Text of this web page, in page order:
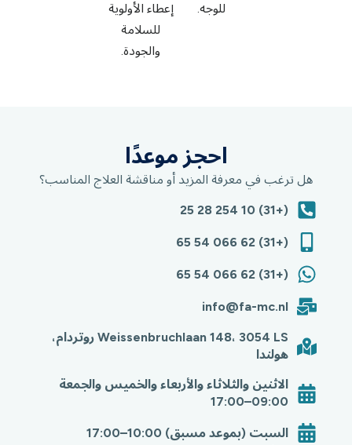
للوجه.
إعطاء الأولوية
للسلامة
والجودة.
احجز موعدًا
هل ترغب في معرفة المزيد أو مناقشة العلاج المناسب؟
(+31) 10 254 28 25
(+31) 62 066 54 65
(+31) 62 066 54 65
info@fa-mc.nl
Weissenbruchlaan 148، 3054 LS روتردام،
هولندا
الاثنين والثلاثاء والأربعاء والخميس والجمعة
09:00–17:00
السبت (بموعد مسبق) 10:00–17:00